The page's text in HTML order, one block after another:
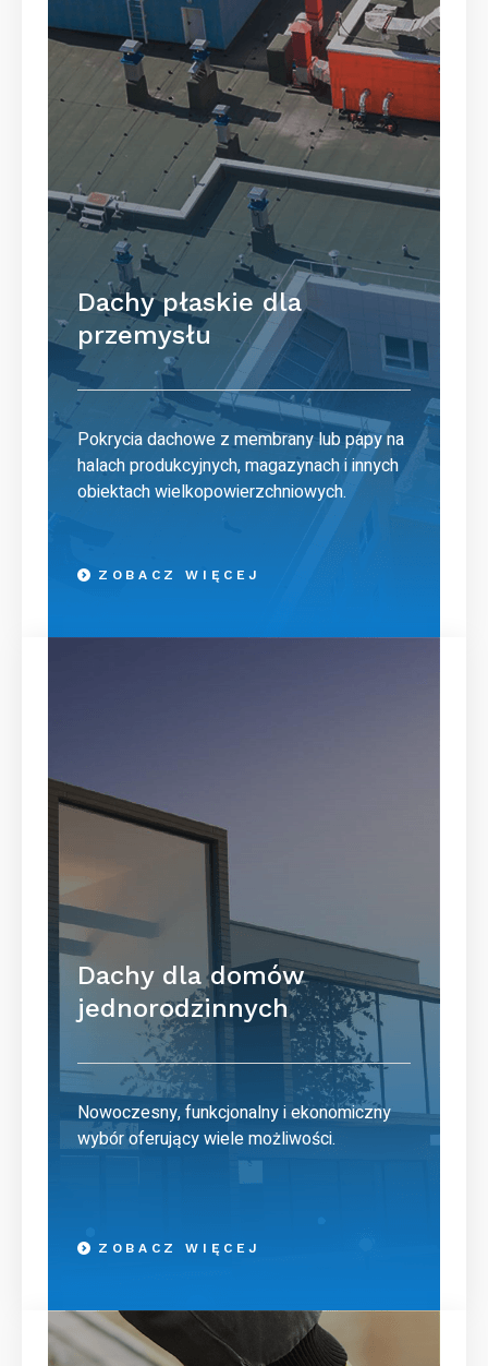
Dachy płaskie dla
przemysłu
Pokrycia dachowe z membrany lub papy na
halach produkcyjnych, magazynach i innych
obiektach wielkopowierzchniowych.
ZOBACZ WIĘCEJ
Dachy dla domów
jednorodzinnych
Nowoczesny, funkcjonalny i ekonomiczny
wybór oferujący wiele możliwości.
ZOBACZ WIĘCEJ